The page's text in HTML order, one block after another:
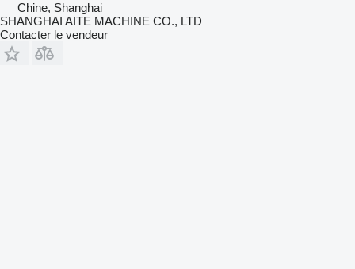
Chine, Shanghai
SHANGHAI AITE MACHINE CO., LTD
Contacter le vendeur